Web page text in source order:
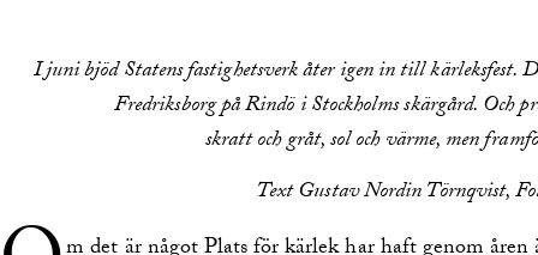
I juni bjöd Statens fastighetsverk åter igen in till kärleksfest.
Fredriksborg på Rindö i Stockholms skärgård. Och
skratt och gråt, sol och värme, men
Text Gustav Nordin Törnqvist,